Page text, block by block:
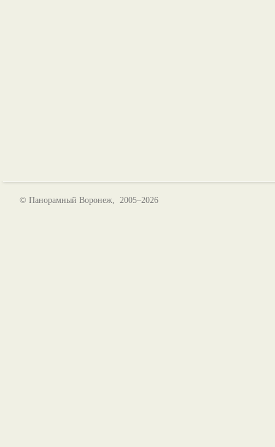
© Панорамный Воронеж, 2005–2026